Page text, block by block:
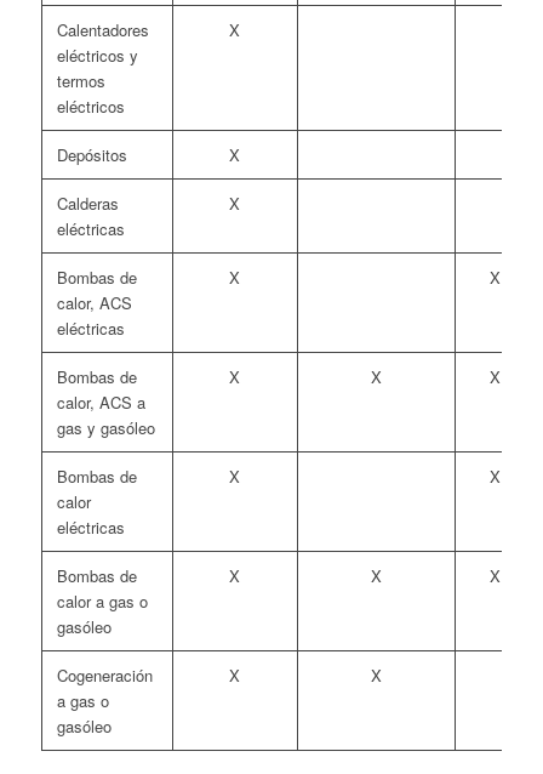
Calentadores
eléctricos y
termos
eléctricos
X
Depósitos X
Calderas
eléctricas
X
Bombas de
calor, ACS
eléctricas
X X
Bombas de
calor, ACS a
gas y gasóleo
X X X
Bombas de
calor
eléctricas
X X
Bombas de
calor a gas o
gasóleo
X X X
Cogeneración
a gas o
gasóleo
X X